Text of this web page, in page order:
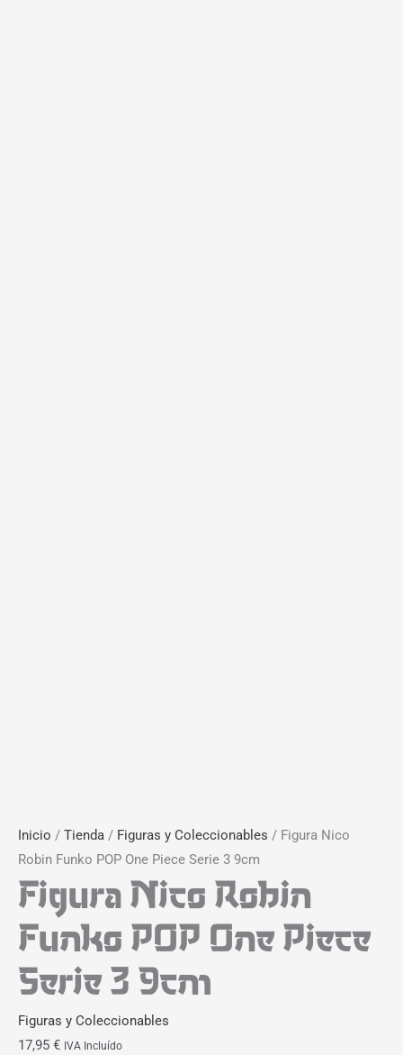
Inicio / Tienda / Figuras y Coleccionables / Figura Nico
Robin Funko POP One Piece Serie 3 9cm
Figura Nico Robin
Funko POP One Piece
Serie 3 9cm
Figuras y Coleccionables
17,95 € IVA Incluído